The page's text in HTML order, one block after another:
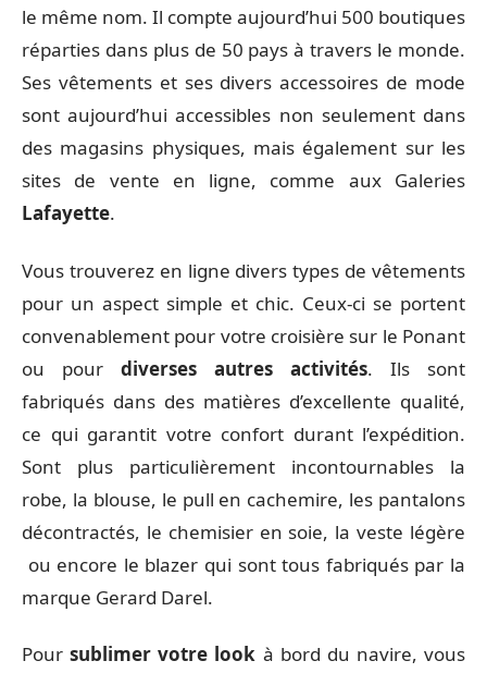
le même nom. Il compte aujourd’hui 500 boutiques
réparties dans plus de 50 pays à travers le monde.
Ses vêtements et ses divers accessoires de mode
sont aujourd’hui accessibles non seulement dans
des magasins physiques, mais également sur les
sites de vente en ligne, comme aux Galeries
Lafayette.
Vous trouverez en ligne divers types de vêtements
pour un aspect simple et chic. Ceux-ci se portent
convenablement pour votre croisière sur le Ponant
ou pour diverses autres activités. Ils sont
fabriqués dans des matières d’excellente qualité,
ce qui garantit votre confort durant l’expédition.
Sont plus particulièrement incontournables la
robe, la blouse, le pull en cachemire, les pantalons
décontractés, le chemisier en soie, la veste légère
ou encore le blazer qui sont tous fabriqués par la
marque Gerard Darel.
Pour sublimer votre look à bord du navire, vous